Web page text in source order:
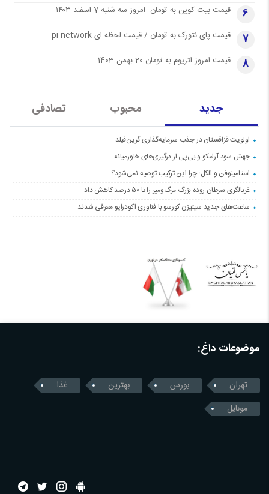
6 قیمت بیت کوین به تومان- امروز سه شنبه 7 اسفند ۱۴۰۳
7 قیمت پای نتورک به تومان / قیمت لحظه ای pi network
8 قیمت امروز اتریوم به تومان 20 بهمن 1403
جدید محبوب تصادفی
اولویت قزاقستان در جذب سرمایه‌گذاری گرین‌فیلد
جهش سود آرامکو و بی‌پی از درگیری‌های خاورمیانه
استامینوفن و الکل؛ چرا این ترکیب توصیه نمی‌شود؟
غربالگری سرطان روده بزرگ مرگ‌ومیر را تا ۵۰ درصد کاهش داد
ساعت‌های جدید سیتیزن کورسو با فناوری اکودرایو معرفی شدند
موضوعات داغ:
تهران بورس بهترین
غذا
موبایل